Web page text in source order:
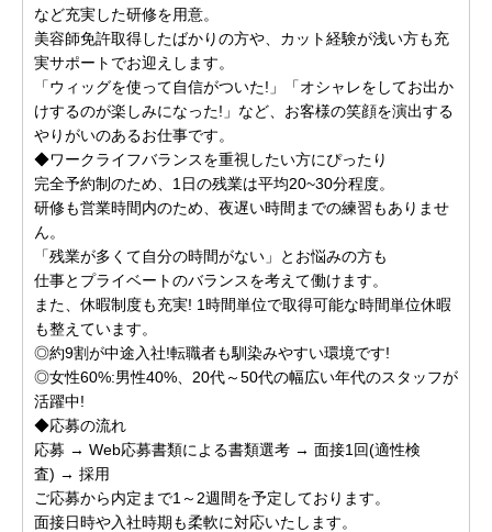
など充実した研修を用意。
美容師免許取得したばかりの方や、カット経験が浅い方も充
実サポートでお迎えします。
「ウィッグを使って自信がついた!」「オシャレをしてお出か
けするのが楽しみになった!」など、お客様の笑顔を演出する
やりがいのあるお仕事です。
◆ワークライフバランスを重視したい方にぴったり
完全予約制のため、1日の残業は平均20~30分程度。
研修も営業時間内のため、夜遅い時間までの練習もありませ
ん。
「残業が多くて自分の時間がない」とお悩みの方も
仕事とプライベートのバランスを考えて働けます。
また、休暇制度も充実! 1時間単位で取得可能な時間単位休暇
も整えています。
◎約9割が中途入社!転職者も馴染みやすい環境です!
◎女性60%:男性40%、20代～50代の幅広い年代のスタッフが
活躍中!
◆応募の流れ
応募 → Web応募書類による書類選考 → 面接1回(適性検
査) → 採用
ご応募から内定まで1～2週間を予定しております。
面接日時や入社時期も柔軟に対応いたします。